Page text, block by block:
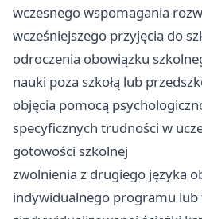
wczesnego wspomagania
wcześniejszego przyjęcia do
odroczenia obowiązku
nauki poza szkołą lub
objęcia pomocą
specyficznych trudności w
gotowości szkolnej
zwolnienia z drugiego języka
indywidualnego programu lub